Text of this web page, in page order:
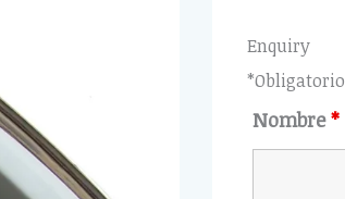
Enquiry
*Obligatorio
Nombre*